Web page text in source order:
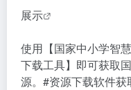
展示
使用【国家中小学智
下载工具】即可获取
源。#资源下载软件获